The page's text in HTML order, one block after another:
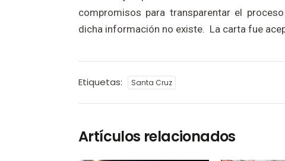
compromisos para transparentar el
dicha información no existe. La carta fue
Etiquetas: Santa Cruz
Artículos relacionados